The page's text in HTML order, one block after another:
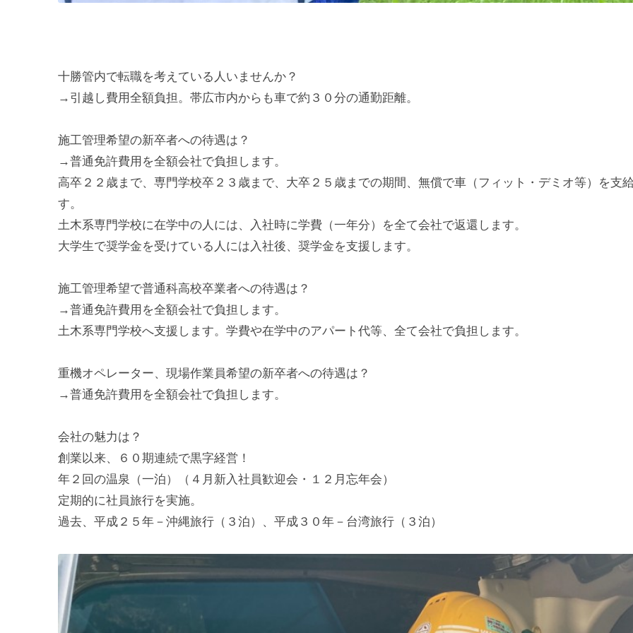
十勝管内で転職を考えている人いませんか？
→引越し費用全額負担。帯広市内からも車で約３０分の通勤距離。
施工管理希望の新卒者への待遇は？
→普通免許費用を全額会社で負担します。
高卒２２歳まで、専門学校卒２３歳まで、大卒２５歳までの期間、無償で車（フィット・デミオ等）を支
す。
土木系専門学校に在学中の人には、入社時に学費（一年分）を全て会社で返還します。
大学生で奨学金を受けている人には入社後、奨学金を支援します。
施工管理希望で普通科高校卒業者への待遇は？
→普通免許費用を全額会社で負担します。
土木系専門学校へ支援します。学費や在学中のアパート代等、全て会社で負担します。
重機オペレーター、現場作業員希望の新卒者への待遇は？
→普通免許費用を全額会社で負担します。
会社の魅力は？
創業以来、６０期連続で黒字経営！
年２回の温泉（一泊）（４月新入社員歓迎会・１２月忘年会）
定期的に社員旅行を実施。
過去、平成２５年－沖縄旅行（３泊）、平成３０年－台湾旅行（３泊）